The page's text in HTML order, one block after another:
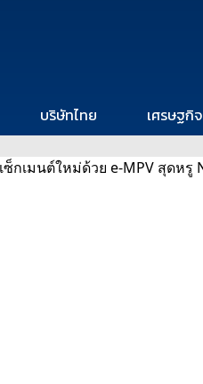
บริษัทไทย เศรษฐกิจ